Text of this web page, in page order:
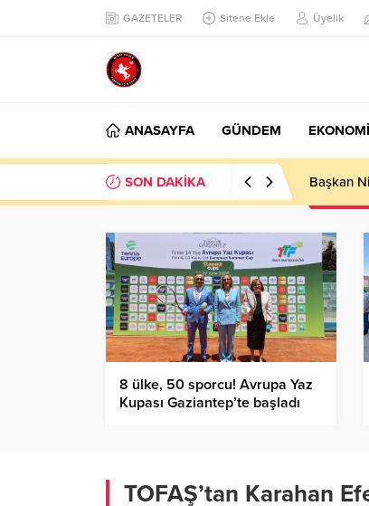
GAZETELER Sitene Ekle Üyelik
ANASAYFA GÜNDEM EKONOMİ
SON DAKİKA Başkan
8 ülke, 50 sporcu! Avrupa Yaz
Kupası Gaziantep’te başladı
TOFAŞ’tan Karahan